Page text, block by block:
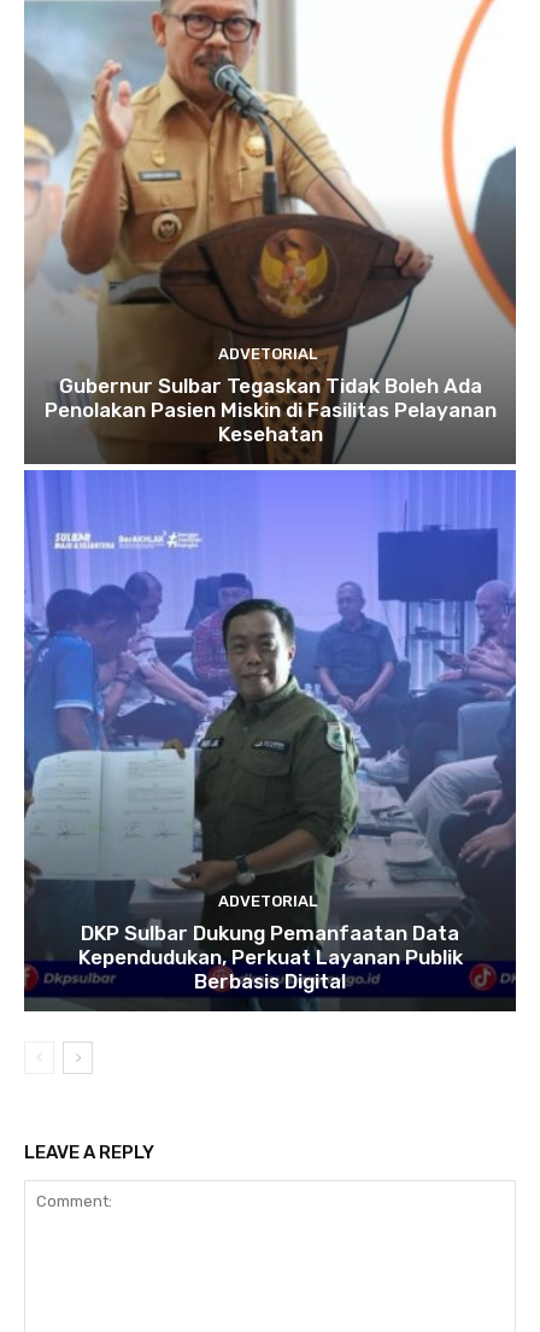
ADVETORIAL
Gubernur Sulbar Tegaskan Tidak Boleh Ada
Penolakan Pasien Miskin di Fasilitas Pelayanan
Kesehatan
ADVETORIAL
DKP Sulbar Dukung Pemanfaatan Data
Kependudukan, Perkuat Layanan Publik
Berbasis Digital
LEAVE A REPLY